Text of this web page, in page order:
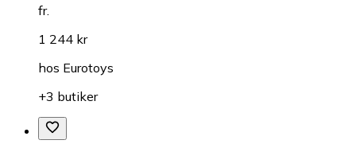
fr.
1 244 kr
hos Eurotoys
+3 butiker